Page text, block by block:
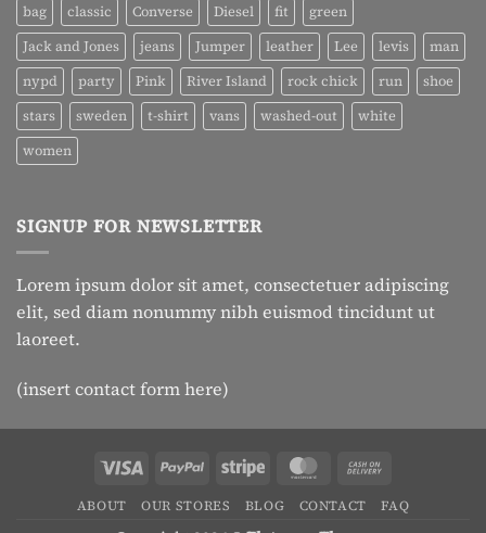
bag classic Converse Diesel fit
green
Jack and Jones
jeans Jumper leather Lee levis
man
nypd
party Pink River Island rock chick run
shoe
stars
sweden t-shirt vans washed-out
white
women
SIGNUP FOR NEWSLETTER
Lorem ipsum dolor sit amet, consectetuer adipiscing
elit, sed diam nonummy nibh euismod tincidunt ut
laoreet.
(insert contact form here)
Visa PayPal Stripe MasterCard
Delivery
ABOUT OUR STORES BLOG CONTACT FAQ